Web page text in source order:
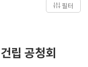
필터
립 공청회